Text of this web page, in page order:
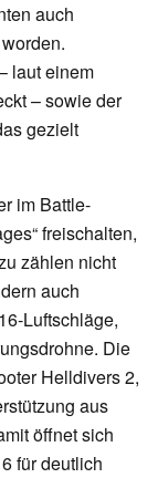
auch
laut einem
– sowie der
gezielt
im Battle-
freischalten,
zählen nicht
auch
Luftschläge,
Die
Helldivers 2,
aus
öffnet sich
für deutlich